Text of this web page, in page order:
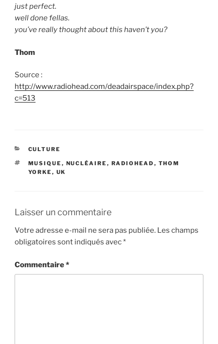
just perfect.
well done fellas.
you’ve really thought about this haven’t you?
Thom
Source :
http://www.radiohead.com/deadairspace/index.php?
c=513
CATÉGORIES
CULTURE
ÉTIQUETTES
MUSIQUE , NUCLÉAIRE , RADIOHEAD , THOM
YORKE , UK
Laisser un commentaire
Votre adresse e-mail ne sera pas publiée. Les champs
obligatoires sont indiqués avec*
Commentaire*